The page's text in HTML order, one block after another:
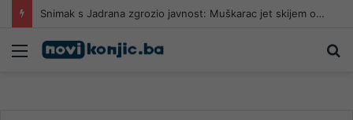
Snimak s Jadrana zgrozio javnost: Muškarac jet skijem ometao avione koji su gasili požar
Meni